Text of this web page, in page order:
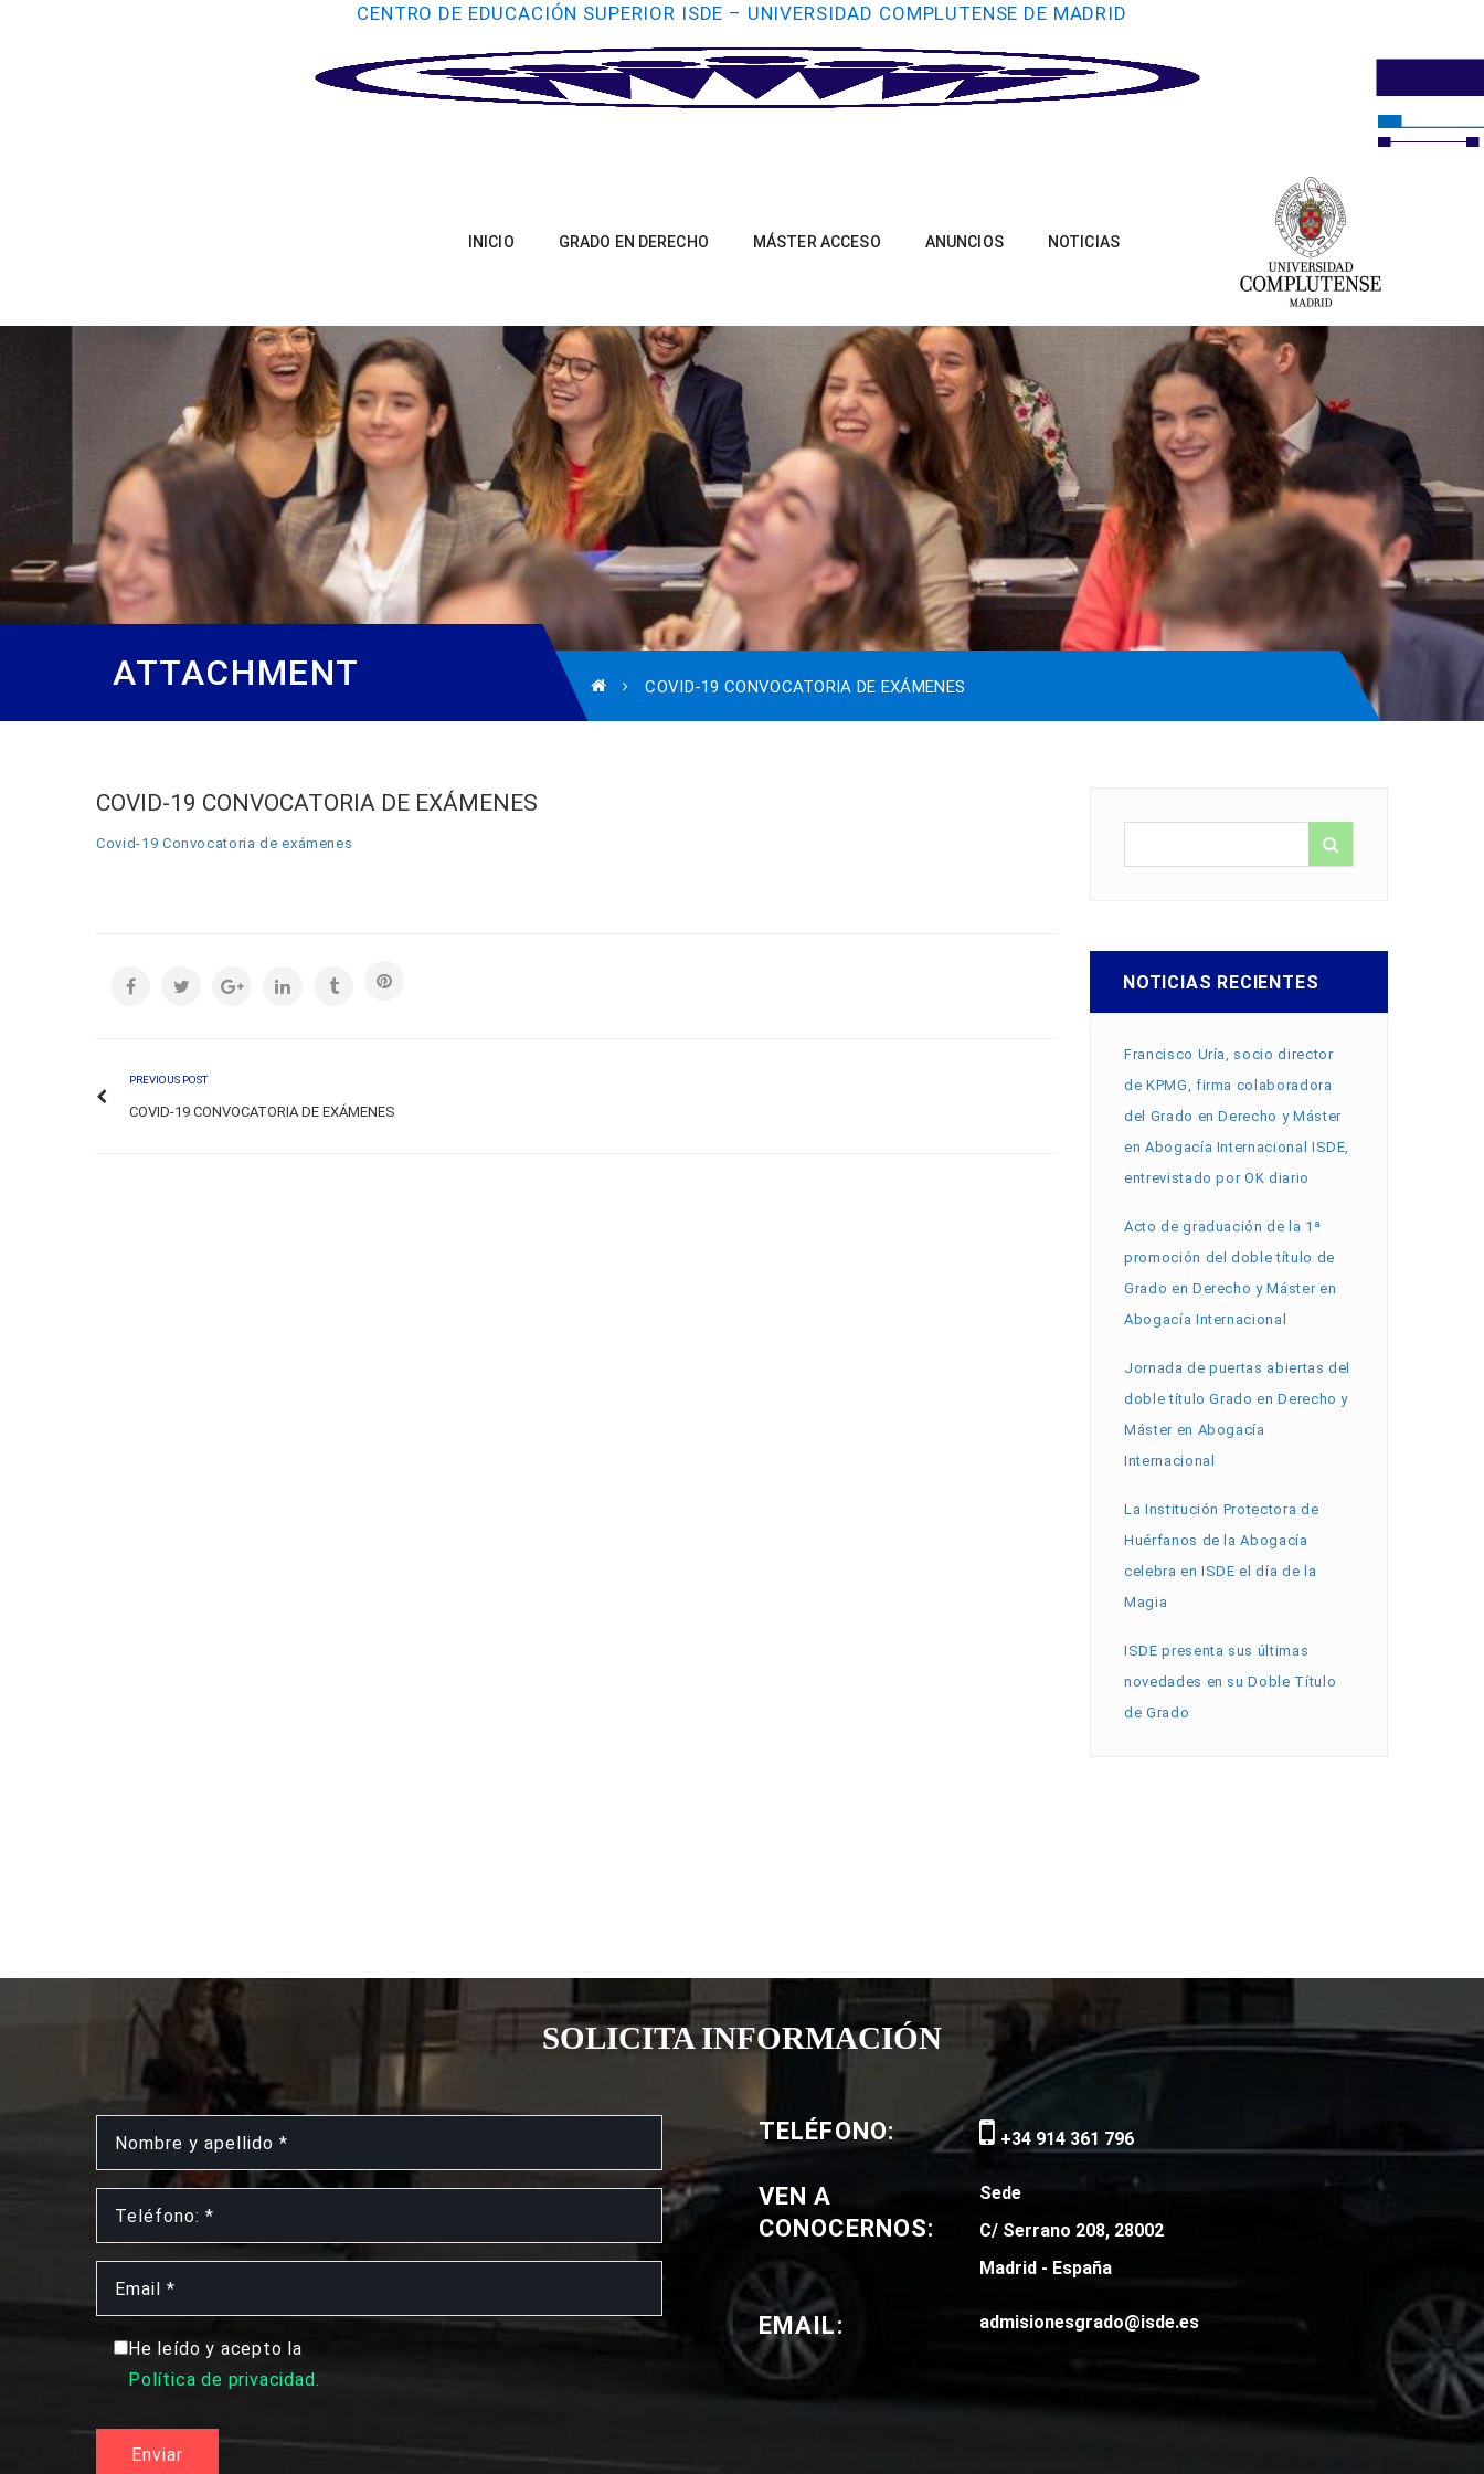
CENTRO DE EDUCACIÓN SUPERIOR ISDE – UNIVERSIDAD COMPLUTENSE DE MADRID
INICIO GRADO EN DERECHO MÁSTER ACCESO ANUNCIOS NOTICIAS
ATTACHMENT COVID-19 CONVOCATORIA DE EXÁMENES
COVID-19 CONVOCATORIA DE EXÁMENES
Covid-19 Convocatoria de exámenes
PREVIOUS POST
COVID-19 CONVOCATORIA DE EXÁMENES
NOTICIAS RECIENTES
Francisco Uría, socio director
de KPMG, firma colaboradora
del Grado en Derecho y Máster
en Abogacía Internacional ISDE,
entrevistado por OK diario
Acto de graduación de la 1ª
promoción del doble título de
Grado en Derecho y Máster en
Abogacía Internacional
Jornada de puertas abiertas del
doble título Grado en Derecho y
Máster en Abogacía
Internacional
La Institución Protectora de
Huérfanos de la Abogacía
celebra en ISDE el día de la
Magia
ISDE presenta sus últimas
novedades en su Doble Título
de Grado
SOLICITA INFORMACIÓN
He leído y acepto la
Política de privacidad.
TELÉFONO: +34 914 361 796
VEN A
CONOCERNOS:
Sede
C/ Serrano 208, 28002
Madrid - España
EMAIL: admisionesgrado@isde.es